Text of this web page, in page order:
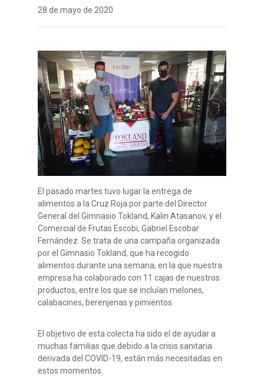
28 de mayo de 2020
El pasado martes tuvo lugar la entrega de
alimentos a la Cruz Roja por parte del Director
General del Gimnasio Tokland, Kalin Atasanov, y el
Comercial de Frutas Escobi, Gabriel Escobar
Fernández. Se trata de una campaña organizada
por el Gimnasio Tokland, que ha recogido
alimentos durante una semana, en la que nuestra
empresa ha colaborado con 11 cajas de nuestros
productos, entre los que se incluían melones,
calabacines, berenjenas y pimientos.
El objetivo de esta colecta ha sido el de ayudar a
muchas familias que debido a la crisis sanitaria
derivada del COVID-19, están más necesitadas en
estos momentos.